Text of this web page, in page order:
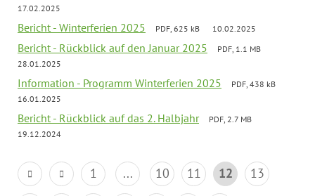
17.02.2025
Bericht - Winterferien 2025 PDF, 625 kB 10.02.2025
Bericht - Rückblick auf den Januar 2025
PDF, 1.1 MB
28.01.2025
Information - Programm Winterferien 2025
PDF, 438 kB
16.01.2025
Bericht - Rückblick auf das 2. Halbjahr
PDF, 2.7 MB
19.12.2024
1 ... 10 11 12
13